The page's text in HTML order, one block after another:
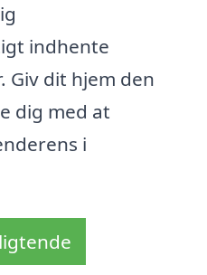
indhente
Giv dit hjem den
dig med at
i